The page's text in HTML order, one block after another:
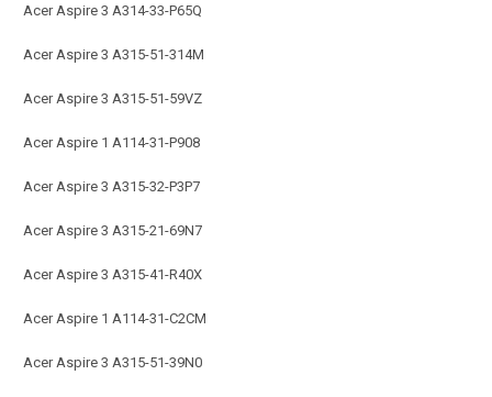
Acer Aspire 3 A314-33-P65Q
Acer Aspire 3 A315-51-314M
Acer Aspire 3 A315-51-59VZ
Acer Aspire 1 A114-31-P908
Acer Aspire 3 A315-32-P3P7
Acer Aspire 3 A315-21-69N7
Acer Aspire 3 A315-41-R40X
Acer Aspire 1 A114-31-C2CM
Acer Aspire 3 A315-51-39N0